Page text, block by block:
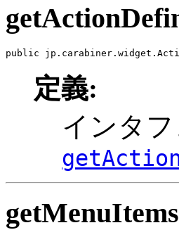
public
定義:
インタ
getMenuItems